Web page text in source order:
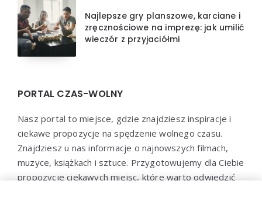
Najlepsze gry planszowe, karciane i
zręcznościowe na imprezę: jak umilić
wieczór z przyjaciółmi
PORTAL CZAS-WOLNY
Nasz portal to miejsce, gdzie znajdziesz inspiracje i
ciekawe propozycje na spędzenie wolnego czasu.
Znajdziesz u nas informacje o najnowszych filmach,
muzyce, książkach i sztuce. Przygotowujemy dla Ciebie
propozycje ciekawych miejsc, które warto odwiedzić